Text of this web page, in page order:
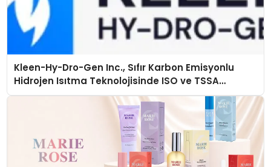
Kleen-Hy-Dro-Gen Inc., Sıfır Karbon Emisyonlu
Hidrojen Isıtma Teknolojisinde ISO ve TSSA
Düzenleyici Onaylarını Aldı